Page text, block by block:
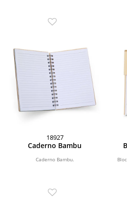
18927
Caderno Bambu
Caderno Bambu.